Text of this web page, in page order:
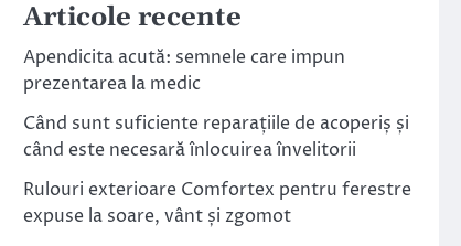
Articole recente
Apendicita acută: semnele care impun
prezentarea la medic
Când sunt suficiente reparațiile de acoperiș și
când este necesară înlocuirea învelitorii
Rulouri exterioare Comfortex pentru ferestre
expuse la soare, vânt și zgomot